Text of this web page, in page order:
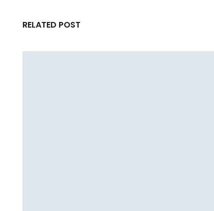
RELATED POST